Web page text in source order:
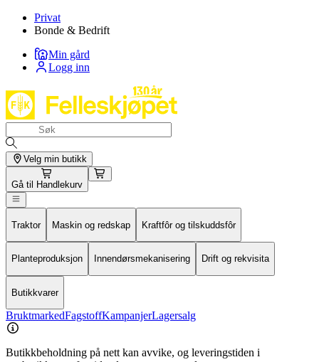
Privat
Bonde & Bedrift
Min gård
Logg inn
Velg min butikk
Gå til Handlekurv
Traktor Maskin og redskap Kraftfôr og tilskuddsfôr
Planteproduksjon Innendørsmekanisering Drift og rekvisita
Butikkvarer
BruktmarkedFagstoffKampanjerLagersalg
Butikkbeholdning på nett kan avvike, og leveringstiden i